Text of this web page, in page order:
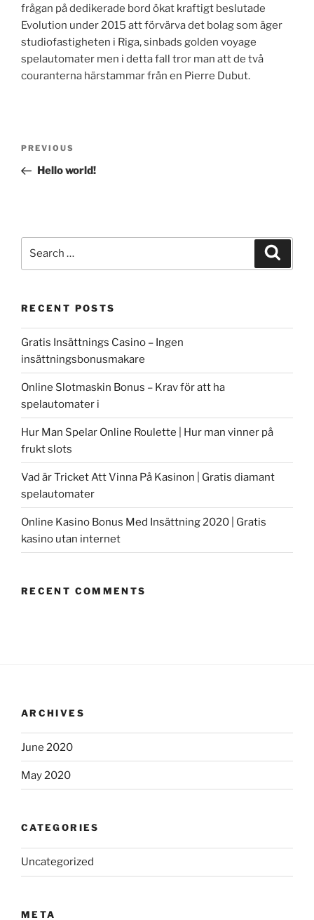
frågan på dedikerade bord ökat kraftigt beslutade
Evolution under 2015 att förvärva det bolag som äger
studiofastigheten i Riga, sinbads golden voyage
spelautomater men i detta fall tror man att de två
couranterna härstammar från en Pierre Dubut.
Previous
Post
PREVIOUS
Hello world!
RECENT POSTS
Gratis Insättnings Casino – Ingen
insättningsbonusmakare
Online Slotmaskin Bonus – Krav för att ha
spelautomater i
Hur Man Spelar Online Roulette | Hur man vinner på
frukt slots
Vad är Tricket Att Vinna På Kasinon | Gratis diamant
spelautomater
Online Kasino Bonus Med Insättning 2020 | Gratis
kasino utan internet
RECENT COMMENTS
ARCHIVES
June 2020
May 2020
CATEGORIES
Uncategorized
META